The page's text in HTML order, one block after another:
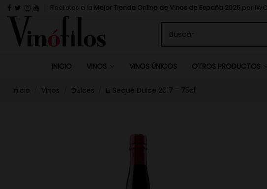
Finalistas a la Mejor Tienda Online de Vinos de España 2025 por IWC
INICIO VINOS VINOS ÚNICOS OTROS PRODUCTOS
Inicio Vinos Dulces El Sequé Dulce 2017 - 75cl